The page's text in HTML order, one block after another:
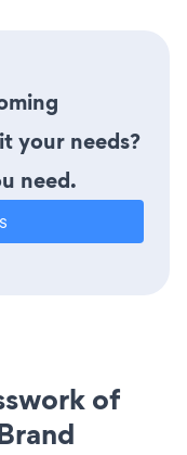
your needs?
need.
of